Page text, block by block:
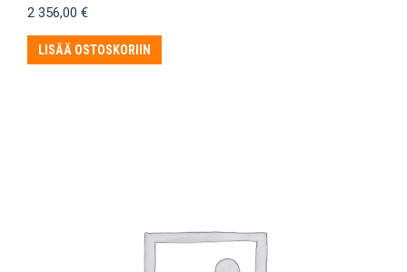
2 356,00 €
LISÄÄ OSTOSKORIIN